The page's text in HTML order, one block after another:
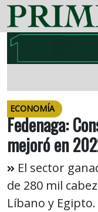
ECONOMÍA
Fedenaga:
mejoró en
El sector
de 280 mil
Líbano y Egipto.